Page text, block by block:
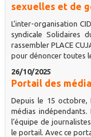
sexuelles et de
L’inter-organisation
syndicale Solidaires
rassembler PLACE
pour dénoncer toutes
26/10/2025
Portail des
Depuis le 15 octobre,
médias
l’équipe de
le portail. Avec ce